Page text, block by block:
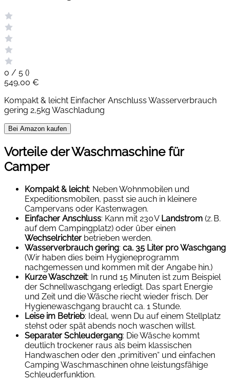
0 / 5 ()
549,00 €
Kompakt & leicht Einfacher Anschluss Wasserverbrauch
gering 2,5kg Waschladung
Bei Amazon kaufen
Vorteile der Waschmaschine für
Camper
Kompakt & leicht: Neben Wohnmobilen und
Expeditionsmobilen, passt sie auch in kleinere
Campervans oder Kastenwagen.
Einfacher Anschluss: Kann mit 230 V Landstrom (z. B.
auf dem Campingplatz) oder über einen
Wechselrichter betrieben werden.
Wasserverbrauch gering: ca. 35 Liter pro Waschgang
(Wir haben dies beim Hygieneprogramm
nachgemessen und kommen mit der Angabe hin.)
Kurze Waschzeit: In rund 15 Minuten ist zum Beispiel
der Schnellwaschgang erledigt. Das spart Energie
und Zeit und die Wäsche riecht wieder frisch. Der
Hygienewaschgang braucht ca. 1 Stunde.
Leise im Betrieb: Ideal, wenn Du auf einem Stellplatz
stehst oder spät abends noch waschen willst.
Separater Schleudergang: Die Wäsche kommt
deutlich trockener raus als beim klassischen
Handwaschen oder den „primitiven“ und einfachen
Camping Waschmaschinen ohne leistungsfähige
Schleuderfunktion.